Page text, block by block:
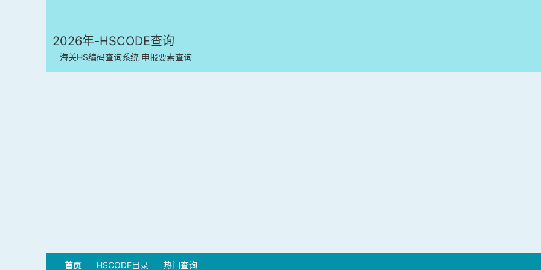
2026年-HSCODE查询
海关HS编码查询系统 申报要素查询
首页 HSCODE目录 热门查询